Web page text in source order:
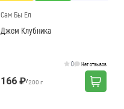
Сам Бы Ел
Джем Клубника
0 Нет отзывов
166 ₽/200 г